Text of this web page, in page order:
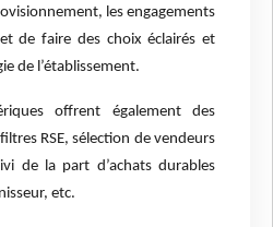
les engagements
de faire des choix éclairés et
de l’établissement.
offrent également des
RSE, sélection de vendeurs
de la part d’achats durables
etc.